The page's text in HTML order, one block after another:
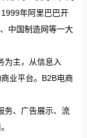
年阿里巴巴开
中国制造网等一大
为主，从信息入
业平台。B2B电商
务、广告展示、流